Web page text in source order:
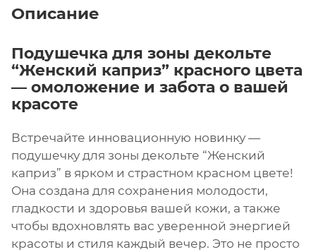
Описание
Подушечка для зоны декольте
“Женский каприз” красного цвета
— омоложение и забота о вашей
красоте
Встречайте инновационную новинку —
подушечку для зоны декольте “Женский
каприз” в ярком и страстном красном цвете!
Она создана для сохранения молодости,
гладкости и здоровья вашей кожи, а также
чтобы вдохновлять вас уверенной энергией
красоты и стиля каждый вечер. Это не просто